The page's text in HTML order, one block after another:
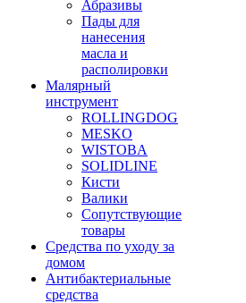
Абразивы
Пады для
нанесения
масла и
располировки
Малярный
инструмент
ROLLINGDOG
MESKO
WISTOBA
SOLIDLINE
Кисти
Валики
Сопутствующие
товары
Средства по уходу за
домом
Антибактериальные
средства